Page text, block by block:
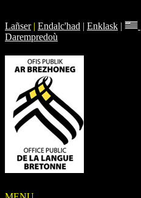
Lañser | Endalc'had | Enklask |
Darempredoù